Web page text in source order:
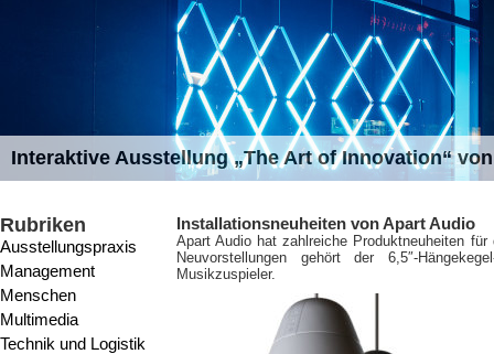
Interaktive Ausstellung „The Art of Innovation“
Rubriken
Ausstellungspraxis
Management
Menschen
Multimedia
Technik und Logistik
Installationsneuheiten von Apart Audio
Apart Audio hat zahlreiche Produktneuheiten
Neuvorstellungen gehört der 6,5″-
Musikzuspieler.